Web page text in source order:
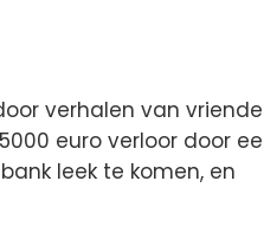
verhalen van
euro verloor door
leek te komen, en